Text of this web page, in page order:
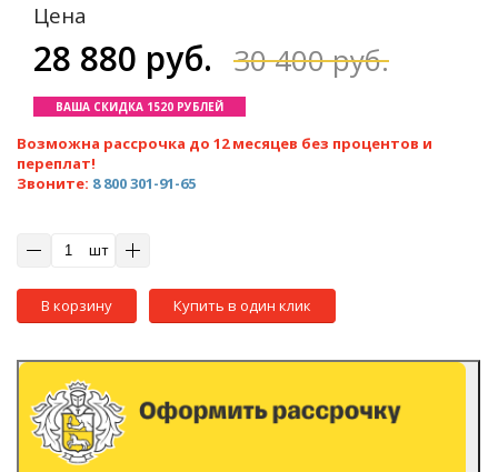
Цена
28 880 руб. 30 400 руб.
ВАША СКИДКА 1520 РУБЛЕЙ
Возможна рассрочка до 12 месяцев без процентов и
переплат!
Звоните: 8 800 301-91-65
шт
В корзину Купить в один клик